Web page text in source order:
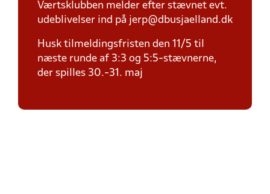
Værtsklubben melder efter stævnet evt.
udeblivelser ind på jerp@dbusjaelland.dk
Husk tilmeldingsfristen den 11/5 til
næste runde af 3:3 og 5:5-stævnerne,
der spilles 30.-31. maj